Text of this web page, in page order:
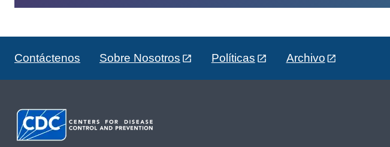
Contáctenos Sobre Nosotros Políticas Archivo